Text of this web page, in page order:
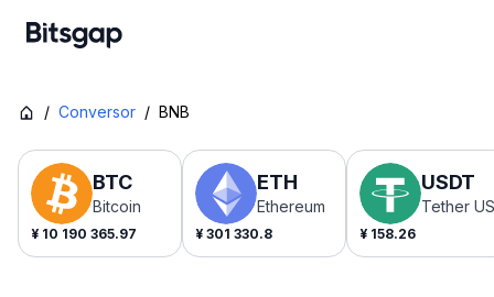
/ Conversor / BNB
BTC
Bitcoin
¥ 10 190 365.97
ETH
Ethereum
¥ 301 330.8
USDT
Tether
¥ 158.26